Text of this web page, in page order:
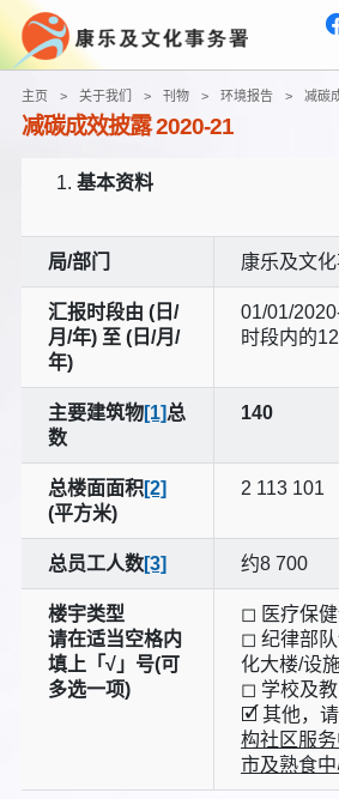
主页 关于我们 刊物 环境报告 减碳
减碳成效披露 2020-21
基本资料
局/部门 康乐及文
汇报时段由 (日/
月/年) 至 (日/月/
年)
01/01/
时段内的12
主要建筑物[1]总
数
140
总楼面面积[2]
(平方米)
2 113 101
总员工人数[3] 约8 700
楼宇类型
请在适当空格内
填上「√」号(可
多选一项)
◻ 医疗保
◻ 纪律部
化大楼/设
◻ 学校及
🗹 其他，请
构社区服
市及熟食